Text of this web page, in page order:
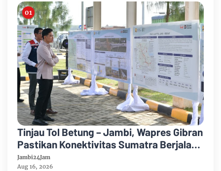
Tinjau Tol Betung – Jambi, Wapres Gibran
Pastikan Konektivitas Sumatra Berjalan
Optimal
Jambi24Jam
Aug 16, 2026